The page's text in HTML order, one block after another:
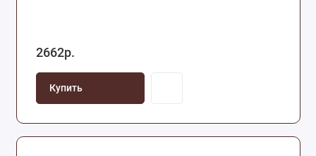
2662р.
Купить